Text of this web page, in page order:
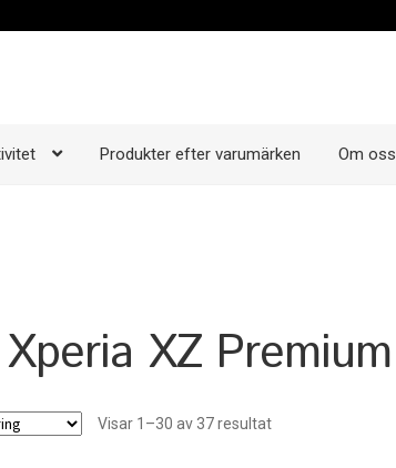
Produkter efter varumärken Om oss
XZ Premium
Visar 1–30 av 37 resultat